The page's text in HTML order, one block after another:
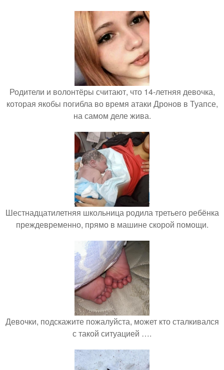
Родители и волонтёры считают, что 14-летняя девочка,
которая якобы погибла во время атаки Дронов в Туапсе,
на самом деле жива.
Шестнадцатилетняя школьница родила третьего ребёнка
преждевременно, прямо в машине скорой помощи.
Девочки, подскажите пожалуйста, может кто сталкивался
с такой ситуацией ….